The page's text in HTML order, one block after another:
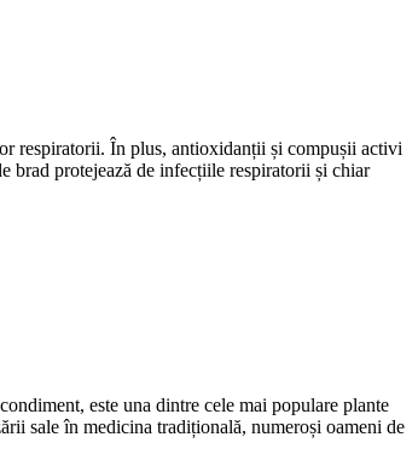
respiratorii. În plus, antioxidanții și compușii activi
brad protejează de infecțiile respiratorii și chiar
este una dintre cele mai populare plante
sale în medicina tradițională, numeroși oameni de